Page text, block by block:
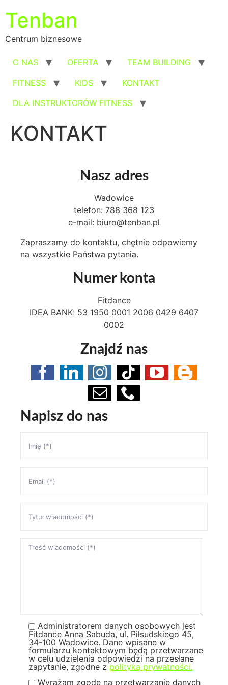
do
treści
Tenban
Centrum biznesowe
O NAS OFERTA
TEAM BUILDING
FITNESS
KIDS
KONTAKT
DLA INSTRUKTORÓW FITNESS
KONTAKT
Nasz adres
Wadowice
telefon: 788 368 123
e-mail: biuro@tenban.pl
Zapraszamy do kontaktu, chętnie odpowiemy
na wszystkie Państwa pytania.
Numer konta
Fitdance
IDEA BANK: 53 1950 0001 2006 0429 6407
0002
Znajdź nas
Napisz do nas
Administratorem danych osobowych jest
Fitdance Anna Sabuda, ul. Piłsudskiego 45,
34-100 Wadowice. Dane wpisane w
formularzu kontaktowym będą przetwarzane
w celu udzielenia odpowiedzi na przesłane
zapytanie, zgodne zpolityką prywatności.
Wyrażam zgodę na przetwarzanie danych